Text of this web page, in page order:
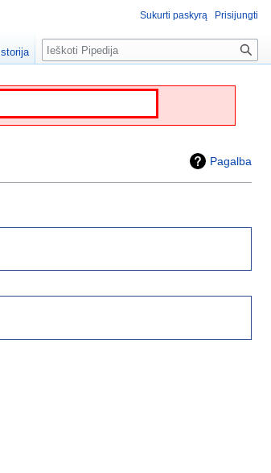
Pagalba
Sukurti paskyrą Prisijungti
Istorija Paieška